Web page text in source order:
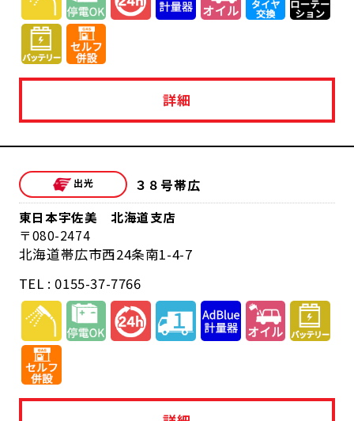
詳細
３８号帯広
東日本宇佐美 北海道支店
080-2474
北海道帯広市西24条南1-4-7
TEL : 0155-37-7766